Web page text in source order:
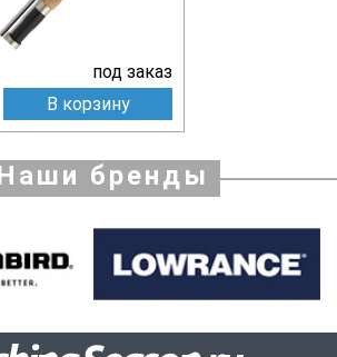
под заказ
В корзину
бренды